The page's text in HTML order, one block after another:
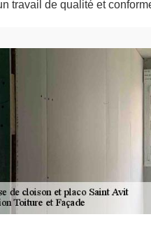
travail de qualité et